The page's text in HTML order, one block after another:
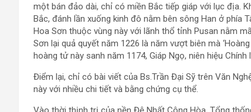
một bán đảo dài, chỉ có miền Bắc tiếp giáp với lục địa.
Bắc, đánh lần xuống kinh đô nằm bên sông Han ở phía
Hoa Sơn thuộc vùng này với lãnh thổ tỉnh Pusan nằm
Sơn lại quả quyết năm 1226 là năm vượt biên mà
hoàng tử này sanh năm 1174, Giáp Ngọ, niên hiệu
Điểm lại, chỉ có bài viết của Bs.Trần Đại Sỹ trên Văn
này với nhiều chi tiết và bằng chứng cụ thể.